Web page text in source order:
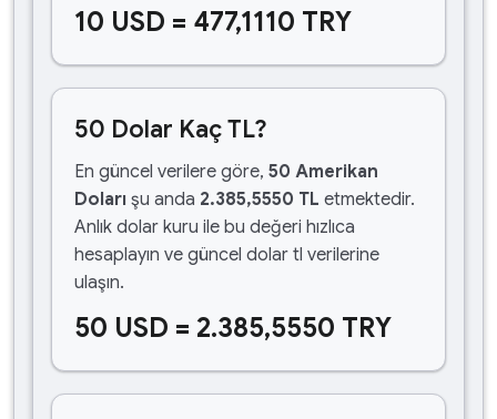
10 USD = 477,1110 TRY
50 Dolar Kaç TL?
En güncel verilere göre, 50 Amerikan
Doları şu anda 2.385,5550 TL etmektedir.
Anlık dolar kuru ile bu değeri hızlıca
hesaplayın ve güncel dolar tl verilerine
ulaşın.
50 USD = 2.385,5550 TRY